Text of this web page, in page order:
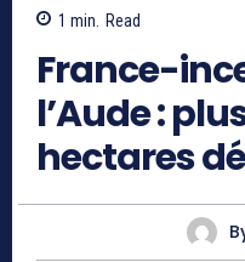
1 min. Read
France-
l’Aude :
hectares